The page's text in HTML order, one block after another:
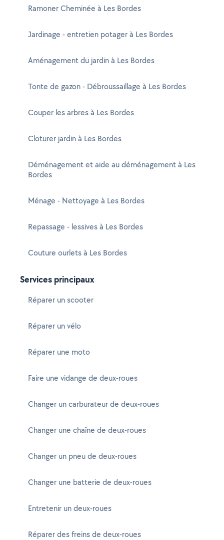
Ramoner Cheminée à Les Bordes
Jardinage - entretien potager à Les Bordes
Aménagement du jardin à Les Bordes
Tonte de gazon - Débroussaillage à Les Bordes
Couper les arbres à Les Bordes
Cloturer jardin à Les Bordes
Déménagement et aide au déménagement à Les
Bordes
Ménage - Nettoyage à Les Bordes
Repassage - lessives à Les Bordes
Couture ourlets à Les Bordes
Services principaux
Réparer un scooter
Réparer un vélo
Réparer une moto
Faire une vidange de deux-roues
Changer un carburateur de deux-roues
Changer une chaîne de deux-roues
Changer un pneu de deux-roues
Changer une batterie de deux-roues
Entretenir un deux-roues
Réparer des freins de deux-roues